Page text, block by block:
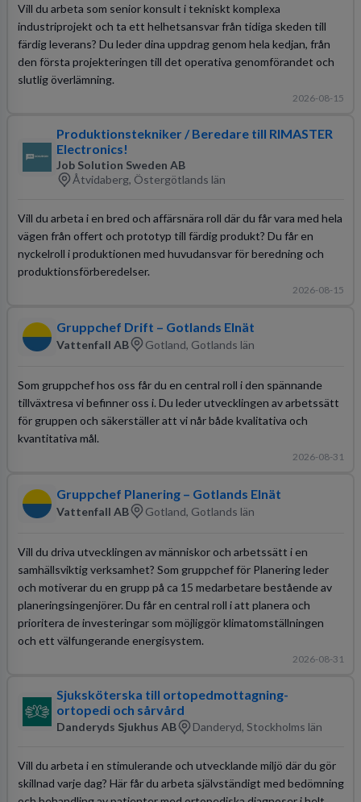
Vill du arbeta som senior konsult i tekniskt komplexa
industriprojekt och ta ett helhetsansvar från tidiga skeden till
färdig leverans? Du leder dina uppdrag genom hela kedjan, från
den första projekteringen till det operativa genomförandet och
slutlig överlämning.
2026-08-15
Produktionstekniker / Beredare till RIMASTER
Electronics!
Job Solution Sweden AB
Åtvidaberg, Östergötlands län
Vill du arbeta i en bred och affärsnära roll där du får vara med hela
vägen från offert och prototyp till färdig produkt? Du får en
nyckelroll i produktionen med huvudansvar för beredning och
produktionsförberedelser.
2026-08-15
Gruppchef Drift – Gotlands Elnät
Vattenfall AB Gotland, Gotlands län
Som gruppchef hos oss får du en central roll i den spännande
tillväxtresa vi befinner oss i. Du leder utvecklingen av arbetssätt
för gruppen och säkerställer att vi når både kvalitativa och
kvantitativa mål.
2026-08-31
Gruppchef Planering – Gotlands Elnät
Vattenfall AB Gotland, Gotlands län
Vill du driva utvecklingen av människor och arbetssätt i en
samhällsviktig verksamhet? Som gruppchef för Planering leder
och motiverar du en grupp på ca 15 medarbetare bestående av
planeringsingenjörer. Du får en central roll i att planera och
prioritera de investeringar som möjliggör klimatomställningen
och ett välfungerande energisystem.
2026-08-31
Sjuksköterska till ortopedmottagning-
ortopedi och sårvård
Danderyds Sjukhus AB Danderyd, Stockholms län
Vill du arbeta i en stimulerande och utvecklande miljö där du gör
skillnad varje dag? Här får du arbeta självständigt med bedömning